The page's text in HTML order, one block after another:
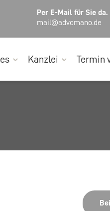
Per E-Mail für Sie da.
mail@advomano.de
Kanzlei Termin